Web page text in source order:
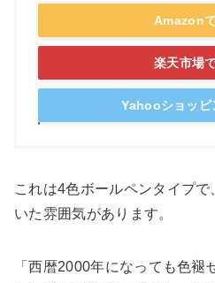
Amazon
楽天市場
Yahooショッピ
これは4色ボールペンタイプ
いた雰囲気があります。
「西暦2000年になっても色褪